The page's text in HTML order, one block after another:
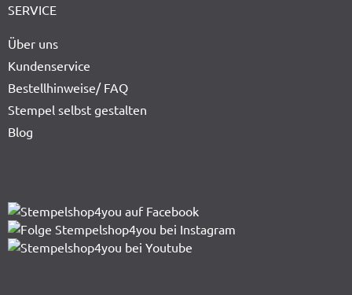
SERVICE
Über uns
Kundenservice
Bestellhinweise/ FAQ
Stempel selbst gestalten
Blog